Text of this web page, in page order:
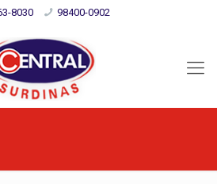
8030 98400-0902